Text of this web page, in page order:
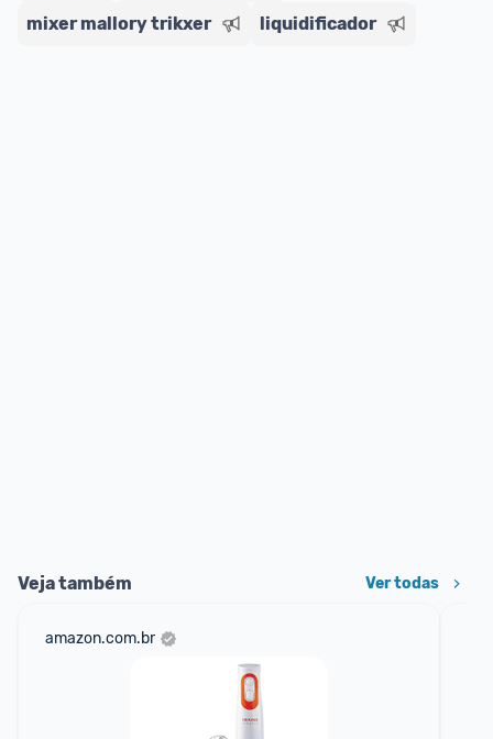
mixer mallory trikxer liquidificador
Veja também Ver todas
amazon.com.br